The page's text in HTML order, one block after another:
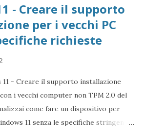
- Creare il supporto
per i vecchi PC
richieste
- Creare il supporto installazione
i vecchi computer non TPM 2.0 del
come fare un dispositivo per
11 senza le specifiche stringenti